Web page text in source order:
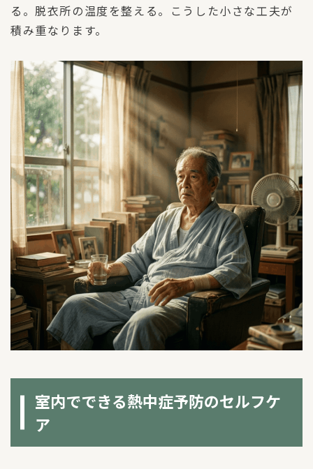
る。脱衣所の温度を整える。こうした小さな工夫が
積み重なります。
室内でできる熱中症予防のセルフケ
ア